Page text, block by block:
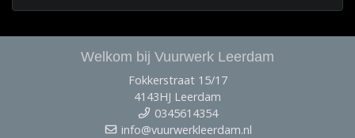
Welkom bij Vuurwerk Leerdam
Fokkerstraat 15/17
4143HJ Leerdam
0345614354
info@vuurwerkleerdam.nl